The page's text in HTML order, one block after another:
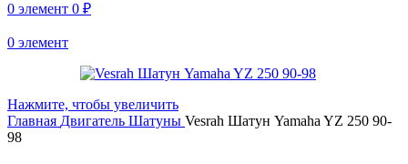
0 элемент 0 ₽
0 элемент
Нажмите, чтобы увеличить
Главная Двигатель Шатуны Vesrah Шатун Yamaha YZ 250 90-
98